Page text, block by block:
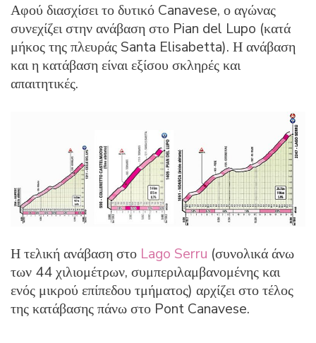
Αφού διασχίσει το δυτικό Canavese, ο αγώνας
συνεχίζει στην ανάβαση στο Pian del Lupo (κατά
μήκος της πλευράς Santa Elisabetta). Η ανάβαση
και η κατάβαση είναι εξίσου σκληρές και
απαιτητικές.
Η τελική ανάβαση στο Lago Serru (συνολικά άνω
των 44 χιλιομέτρων, συμπεριλαμβανομένης και
ενός μικρού επίπεδου τμήματος) αρχίζει στο τέλος
της κατάβασης πάνω στο Pont Canavese.